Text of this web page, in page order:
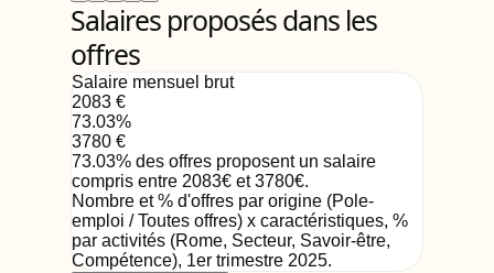
Salaires proposés dans les
offres
Salaire mensuel brut
2083 €
73.03%
3780 €
73.03% des offres proposent un salaire
compris entre 2083€ et3780€.
Nombre et % d'offres par origine (Pole-
emploi / Toutes offres) x caractéristiques, %
par activités (Rome, Secteur, Savoir-être,
Compétence), 1er trimestre 2025.